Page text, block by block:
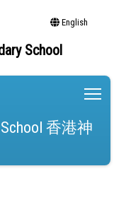
School
English
香港神